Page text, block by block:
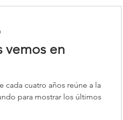
vemos en
cada cuatro años reúne a la
para mostrar los últimos